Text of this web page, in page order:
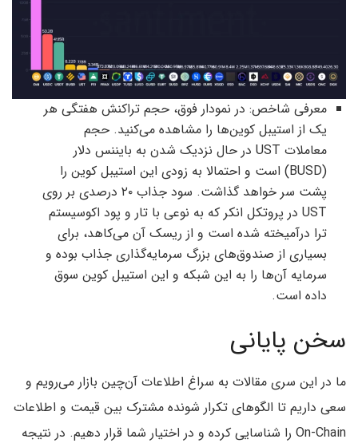
معرفی شاخص: در نمودار فوق، حجم تراکنش هفتگی هر
یک از استیبل کوین‌ها را مشاهده می‌کنید. حجم
معاملات UST در حال نزدیک شدن به بایننس دلار
(BUSD) است و احتمالا به زودی این استیبل کوین را
پشت سر خواهد گذاشت. سود جذاب ۲۰ درصدی بر روی
UST در پروتکل انکر که به نوعی با تار و پود اکوسیستم
ترا درآمیخته شده است و از ریسک آن می‌کاهد، برای
بسیاری از صندوق‌های بزرگ سرمایه‌گذاری جذاب بوده و
سرمایه آن‌ها را به این شبکه و این استیبل کوین سوق
داده است.
سخن پایانی
ما در این سری مقالات به سراغ اطلاعات آن‌چین بازار می‌رویم و
سعی داریم تا الگوهای تکرار شونده مشترک بین قیمت و اطلاعات
On-Chain را شناسایی کرده و در اختیار شما قرار دهیم. در نتیجه